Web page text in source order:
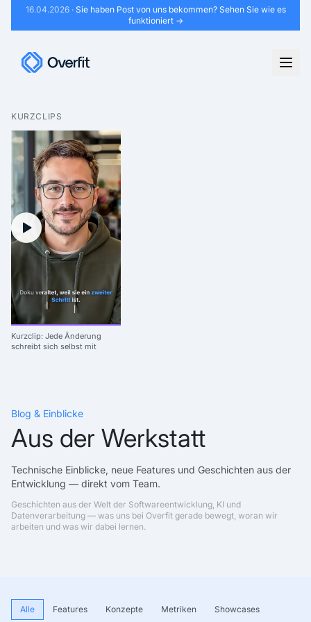
16.04.2026· Sie haben Post von uns bekommen? Sehen Sie wie es
funktioniert →
KURZCLIPS
Kurzclip: Jede Änderung
schreibt sich selbst mit
Blog & Einblicke
Aus der Werkstatt
Technische Einblicke, neue Features und Geschichten aus der
Entwicklung — direkt vom Team.
Geschichten aus der Welt der Softwareentwicklung, KI und
Datenverarbeitung — was uns bei Overfit gerade bewegt, woran wir
arbeiten und was wir dabei lernen.
Alle Features Konzepte Metriken Showcases